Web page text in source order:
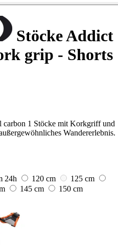
Stöcke Addict
grip - Shorts
carbon 1 Stöcke mit Korkgriff und
Wandererlebnis.
24h 120 cm
125 cm
145 cm
150 cm